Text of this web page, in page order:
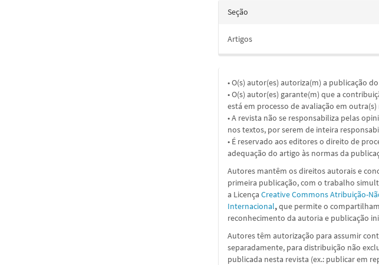
Seção
Artigos
• O(s) autor(es) autoriza(m) a publicação
• O(s) autor(es) garante(m) que a
está em processo de avaliação em outra(s)
• A revista não se responsabiliza pelas
nos textos, por serem de inteira
• É reservado aos editores o direito de
adequação do artigo às normas da
Autores mantêm os direitos autorais e
primeira publicação, com o trabalho
a LicençaCreative Commons Atribuição-
Internacional,que permite o
reconhecimento da autoria e publicação
Autores têm autorização para assumir
separadamente, para distribuição não
publicada nesta revista (ex.: publicar em